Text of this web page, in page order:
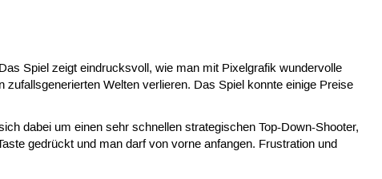
Spiel zeigt eindrucksvoll, wie man mit Pixelgrafik wundervolle
Welten verlieren. Das Spiel konnte einige Preise
dabei um einen sehr schnellen strategischen Top-Down-Shooter,
gedrückt und man darf von vorne anfangen. Frustration und